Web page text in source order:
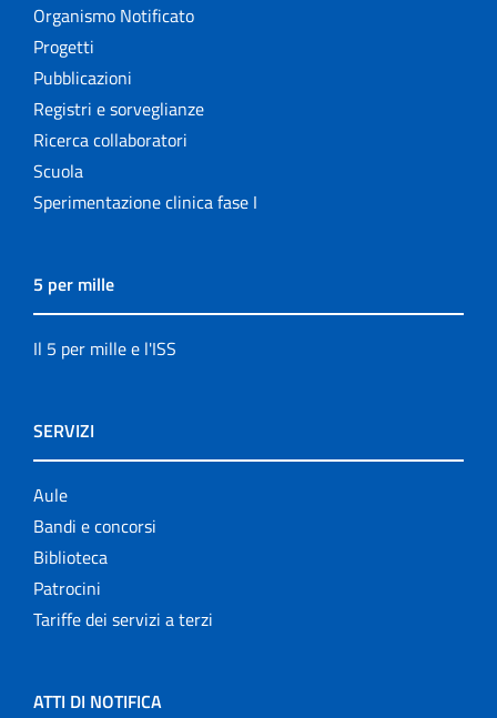
Organismo Notificato
Progetti
Pubblicazioni
Registri e sorveglianze
Ricerca collaboratori
Scuola
Sperimentazione clinica fase I
5 per mille
Il 5 per mille e l'ISS
SERVIZI
Aule
Bandi e concorsi
Biblioteca
Patrocini
Tariffe dei servizi a terzi
ATTI DI NOTIFICA